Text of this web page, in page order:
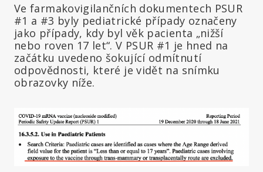
Ve farmakovigilančních dokumentech PSUR
#1 a #3 byly pediatrické případy označeny
jako případy, kdy byl věk pacienta „nižší
nebo roven 17 let“. V PSUR #1 je hned na
začátku uvedeno šokující odmítnutí
odpovědnosti, které je vidět na snímku
obrazovky níže.